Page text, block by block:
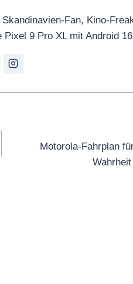
Fan, Kino-
9 Pro XL mit Android 16
Motorola-Fahrplan